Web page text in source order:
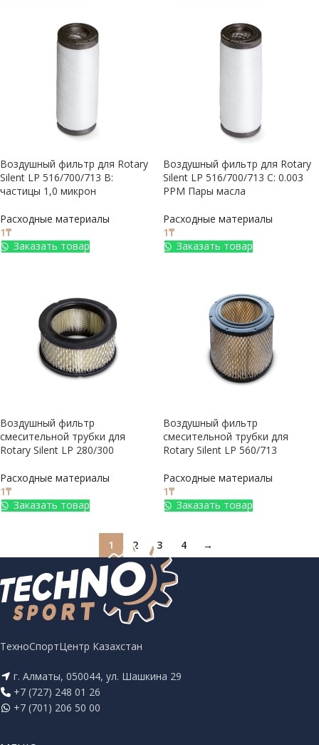
Воздушный фильтр для Rotary
Silent LP 516/700/713 B:
частицы 1,0 микрон
Расходные материалы
1₸
Заказать товар
Воздушный фильтр для Rotary
Silent LP 516/700/713 C: 0.003
PPM Пары масла
Расходные материалы
1₸
Заказать товар
Воздушный фильтр
смесительной трубки для
Rotary Silent LP 280/300
Расходные материалы
1₸
Заказать товар
Воздушный фильтр
смесительной трубки для
Rotary Silent LP 560/713
Расходные материалы
1₸
Заказать товар
1 2 3 4 →
ТехноСпортЦентр Казахстан
г. Алматы, 050044, ул. Шашкина 29
+7 (727) 248 01 26
+7 (701) 206 50 00